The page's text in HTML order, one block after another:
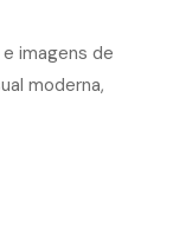
imagens de
moderna,